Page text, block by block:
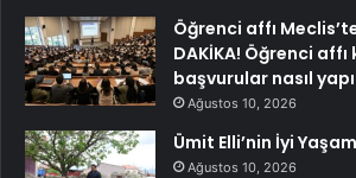
Öğrenci affı
DAKİKA! Öğrenci
başvurular nasıl
Ağustos 10, 2026
Ümit Elli’nin İyi
Ağustos 10, 2026